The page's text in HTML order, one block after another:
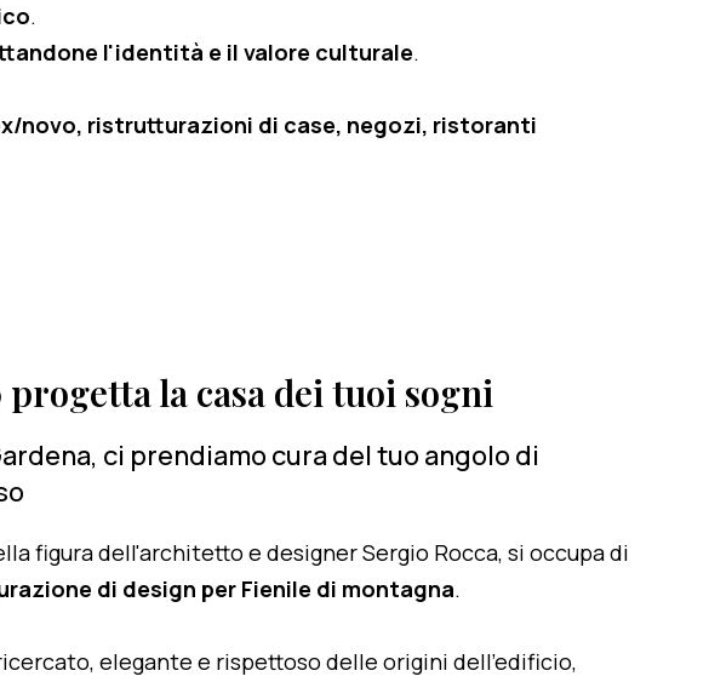
.
l'identità e il valore culturale.
novo, ristrutturazioni di case, negozi, ristoranti
progetta la casa dei tuoi sogni
ci prendiamo cura del tuo angolo di
figura dell'architetto e designer Sergio Rocca, si occupa di
di design per Fienile di montagna.
elegante e rispettoso delle origini dell'edificio,